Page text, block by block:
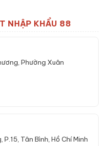
nhập khẩu Bofa
mở khóa Face ID
+ báo sai mật mã (kép)
NHẬP KHẨU 88
Phường Xuân
Tân Bình, Hồ Chí Minh